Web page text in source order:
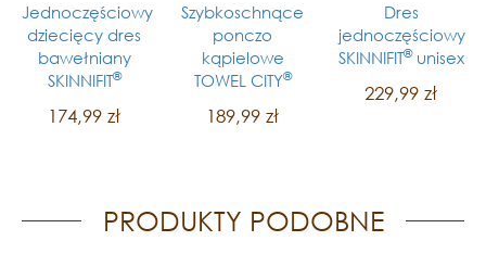
Jednoczęściowy
dziecięcy dres
bawełniany
SKINNIFIT®
174,99 zł
Szybkoschnące
ponczo
kąpielowe
TOWEL CITY®
189,99 zł
Dres
jednoczęściowy
SKINNIFIT®unisex
229,99 zł
PRODUKTY PODOBNE